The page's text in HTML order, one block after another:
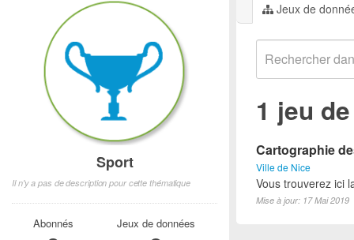
Jeux de
1 jeu
Cartographie
Ville de Nice
Vous trouverez ici
Mise à jour: 17 Mai 2019
Sport
Il n'y a pas de description pour cette thématique
Abonnés Jeux de données